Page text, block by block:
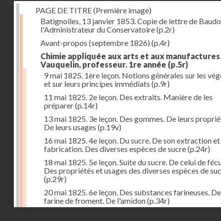
PAGE DE TITRE (Première image)
Batignolles, 13 janvier 1853. Copie de lettre de
l'Administrateur du Conservatoire(p.2r)
Avant-propos (septembre 1826) (p.4r)
Chimie appliquée aux arts et aux
Vauquelin, professeur. 1re année (p.5r)
9 mai 1825. 1ère leçon. Notions générales sur les
et sur leurs principes immédiats (p.9r)
11 mai 1825. 2e leçon. Des extraits. Manière de les
préparer(p.14r)
13 mai 1825. 3e leçon. Des gommes. De leurs
De leurs usages (p.19v)
16 mai 1825. 4e leçon. Du sucre. De son extraction et
fabrication. Des diverses espèces de sucre(p.24r)
18 mai 1825. 5e leçon. Suite du sucre. De celui de
Des propriétés et usages des diverses espèces de
(p.29r)
20 mai 1825. 6e leçon. Des substances farineuses.
farine de froment. De l'amidon(p.34r)